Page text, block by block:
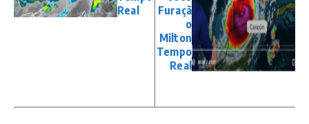
Real
Furaçã
o
Milton
Tempo
Real